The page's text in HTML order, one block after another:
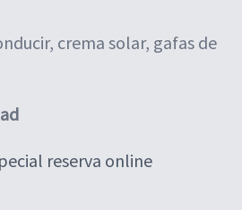
crema solar, gafas de
reserva online